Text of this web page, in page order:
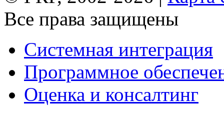
Все права защищены
Системная интеграция
Программное
Оценка и консалтинг